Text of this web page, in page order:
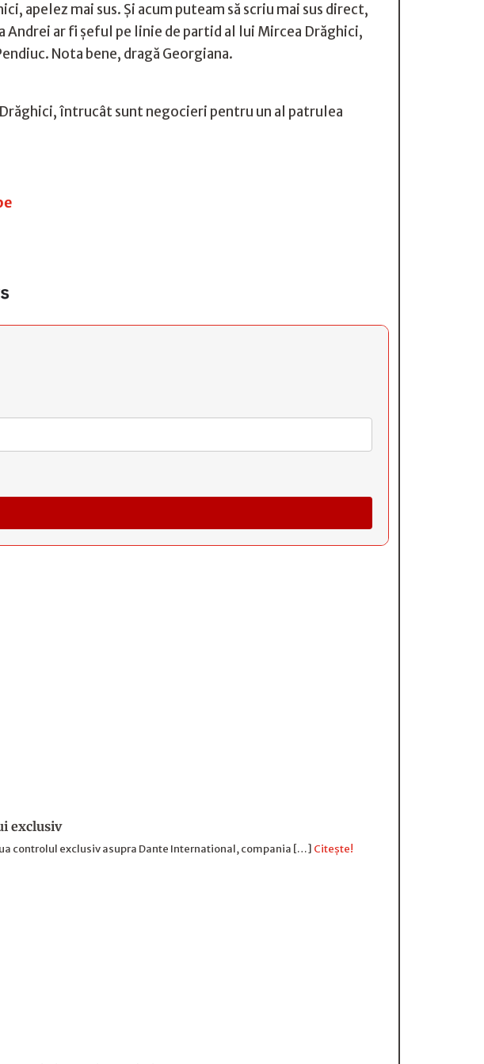
apelez mai sus. Și acum puteam să scriu mai sus direct,
ar fi șeful pe linie de partid al lui Mircea Drăghici,
Nota bene, dragă Georgiana.
întrucât sunt negocieri pentru un al patrulea
exclusiv
controlul exclusiv asupra Dante International, compania […] Citește!